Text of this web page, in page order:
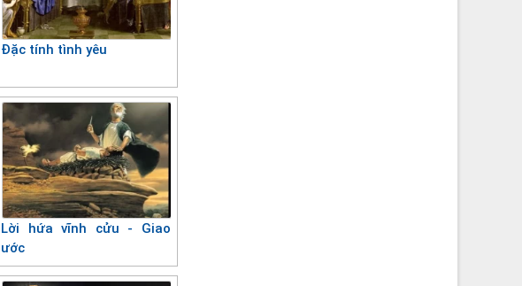
Đặc tính tình yêu
Lời hứa vĩnh cửu - Giao
ước